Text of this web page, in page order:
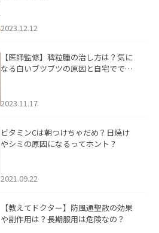
2023.12.12
【医師監修】稗粒腫の治し方は？気に
なる白いブツブツの原因と自宅ででき
2023.11.17
ビタミンCは朝つけちゃだめ？日焼け
やシミの原因になるってホント？
2021.09.22
【教えてドクター】防風通聖散の効果
や副作用は？長期服用は危険なの？